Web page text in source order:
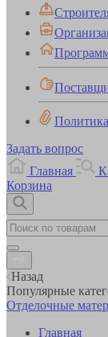
Задать вопрос
Главная
Корзина
Назад
Популярные
Отделочные
Главная